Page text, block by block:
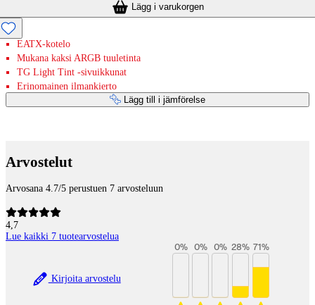
Lägg i varukorgen
EATX-kotelo
Mukana kaksi ARGB tuuletinta
TG Light Tint -sivuikkunat
Erinomainen ilmankierto
Lägg till i jämförelse
Arvostelut
Arvosana 4.7/5 perustuen 7 arvosteluun
4,7
Lue kaikki 7 tuotearvostelua
Kirjoita arvostelu
0% 0% 0% 28% 71%